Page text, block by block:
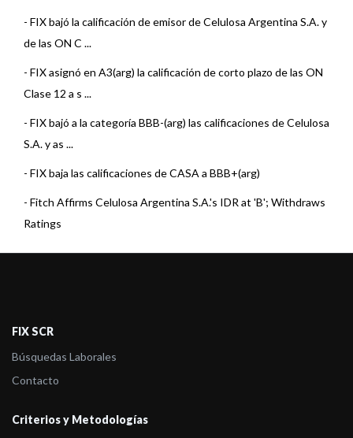
- FIX bajó la calificación de emisor de Celulosa Argentina S.A. y
de las ON C ...
- FIX asignó en A3(arg) la calificación de corto plazo de las ON
Clase 12 a s ...
- FIX bajó a la categoría BBB-(arg) las calificaciones de Celulosa
S.A. y as ...
- FIX baja las calificaciones de CASA a BBB+(arg)
- Fitch Affirms Celulosa Argentina S.A.'s IDR at 'B'; Withdraws
Ratings
-FIX baja las calificaciones de CASA a A-(arg)
-FIX (afiliada de Fitch) asignó Categoría A(arg) a las Obligac ...
-FIX (afiliada de Fitch) asigna A(arg) a las ON a emitir por
Celulosa
FIX SCR
Búsquedas Laborales
Contacto
Criterios y Metodologías